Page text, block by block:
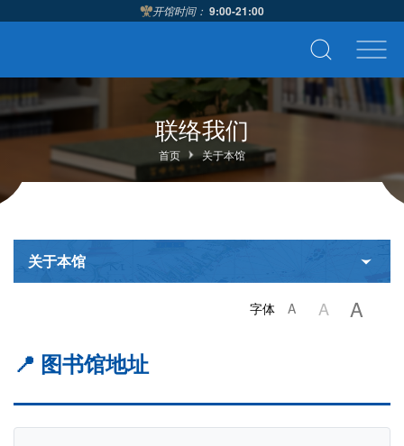
开馆时间： 9:00-21:00
联络我们
首页 关于本馆
关于本馆
字体 A A A
📍 图书馆地址